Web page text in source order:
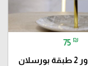
75 ₪
مضيفة مدور 2 طبقة بورسلان